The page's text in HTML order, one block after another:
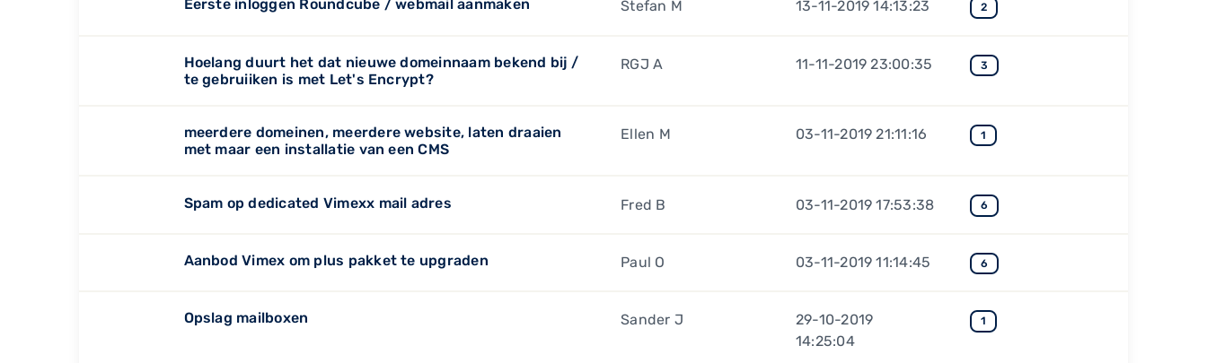
Eerste inloggen Roundcube / webmail aanmaken Stefan M 13-11-2019 14:13:23 2
Hoelang duurt het dat nieuwe domeinnaam bekend bij /
te gebruiiken is met Let's Encrypt?
RGJ A 11-11-2019 23:00:35 3
meerdere domeinen, meerdere website, laten draaien
met maar een installatie van een CMS
Ellen M 03-11-2019 21:11:16 1
Spam op dedicated Vimexx mail adres Fred B 03-11-2019 17:53:38 6
Aanbod Vimex om plus pakket te upgraden Paul O 03-11-2019 11:14:45 6
Opslag mailboxen Sander J
29-10-2019
14:25:04
1